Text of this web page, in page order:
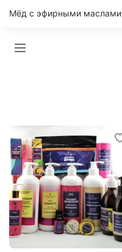
Мёд с эфирными маслами